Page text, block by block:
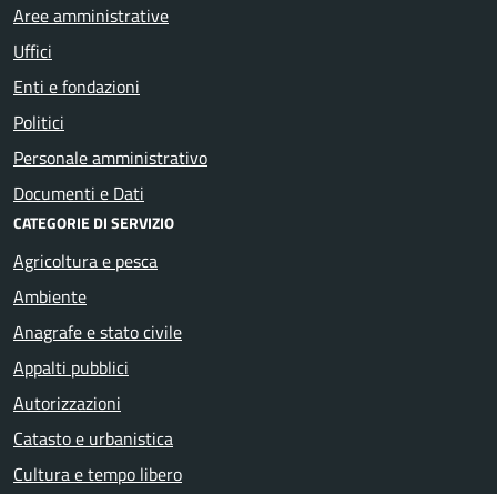
Aree amministrative
Uffici
Enti e fondazioni
Politici
Personale amministrativo
Documenti e Dati
CATEGORIE DI SERVIZIO
Agricoltura e pesca
Ambiente
Anagrafe e stato civile
Appalti pubblici
Autorizzazioni
Catasto e urbanistica
Cultura e tempo libero